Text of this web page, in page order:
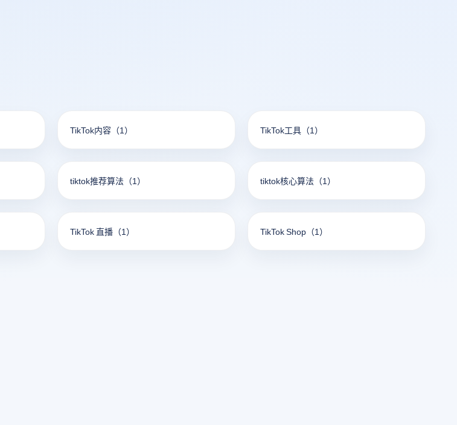
TikTok内容 （1） TikTok工具 （1）
tiktok推荐算法 （1） tiktok核心算法 （1）
TikTok 直播 （1） TikTok Shop （1）